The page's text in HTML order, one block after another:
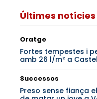
Últimes notícies
Oratge
Fortes tempestes i
amb 26 l/m² a
Successos
Preso sense fiança